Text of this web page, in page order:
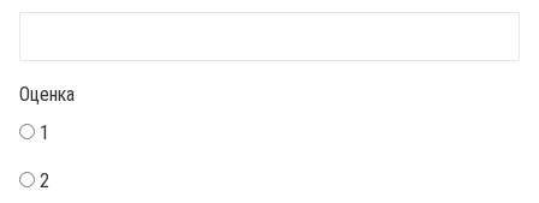
Оценка
1
2